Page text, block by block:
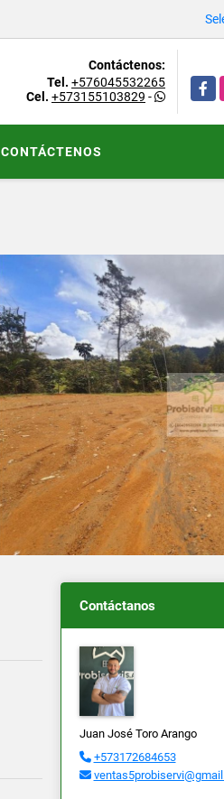
Contáctenos:
Tel. +576045532265
Cel. +573155103829 -
CONTÁCTENOS
Contáctanos
Juan José Toro Arango
+573172684653